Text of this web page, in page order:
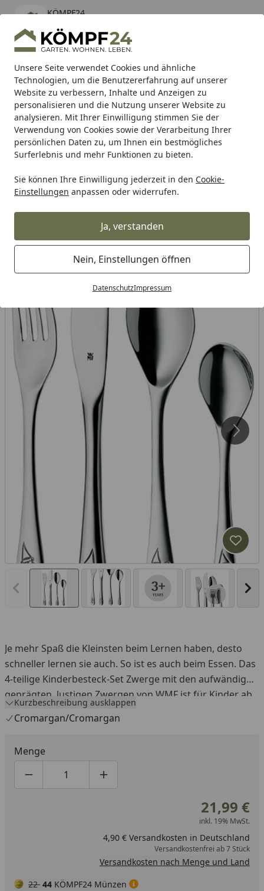
Unsere Seite verwendet Cookies und ähnliche
Technologien, um die Benutzererfahrung auf unserer
Website zu verbessern, Inhalte und Anzeigen zu
personalisieren und die Nutzung unserer Website zu
analysieren. Mit Ihrer Einwilligung stimmen Sie der
Verwendung von Cookies sowie der Verarbeitung Ihrer
persönlichen Daten zu, um Ihnen ein bestmögliches
Surferlebnis und mehr Funktionen zu bieten.
Sie können Ihre Einwilligung jederzeit in den Cookie-
Einstellungen anpassen oder widerrufen.
Ja, verstanden
Nein, Einstellungen öffnen
DatenschutzImpressum
KÖMPF24
kostenlos - Im App Store
Hotline
Alle Produkte
Mein Konto
Suchen
Karibu Pools inkl. gratis Sandfilteranlage & Pool-
Starterset (Gesamtwert bis 468,99€)
Startseite
Geschenke für besondere Anlässe Geschenke für Kinder
WMF Kinderbesteck-Set 4-teilig
Vorheriges Bild anzeigen
Je mehr Spaß die Kleinsten beim Lernen haben, desto
schneller lernen sie auch. So ist es auch beim Essen. Das
4-teilige Kinderbesteck-Set Zwerge mit den aufwändig
geprägten, lustigen Zwergen von WMF ist für Kinder ab
3 Jahren geeignet und besteht aus Kindergabel,
Kindermesser, Kinderlöffel und kleinem Kinderlöffel mit
Formgebung. Aus hochwertigem, strapazierfähigem,
spülmaschinengeeignetem und hygienischem
Cromargan®: Edelstahl Rostfrei 18/10 gefertigt, ist es
perfekt für kleine Kinderhände geeignet. Und für große
Kurzbeschreibung ausklappen
Cromargan/Cromargan
Menge
Produktmenge um eins verringern
Produktmenge manuell eingeben
Produktmenge um eins erhöhen
21,99 €
inkl. 19% MwSt.
4,90 € Versandkosten in Deutschland
Versandkostenfrei ab 7 Stück
Versandkosten nach Menge und Land
22 44 KÖMPF24 Münzen